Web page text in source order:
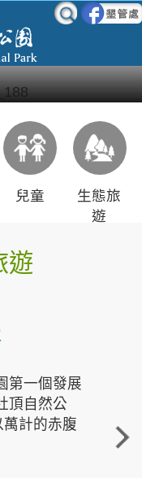
兒童
生態旅
遊
遊
第一個發展
頂自然公
計的赤腹
重
走進